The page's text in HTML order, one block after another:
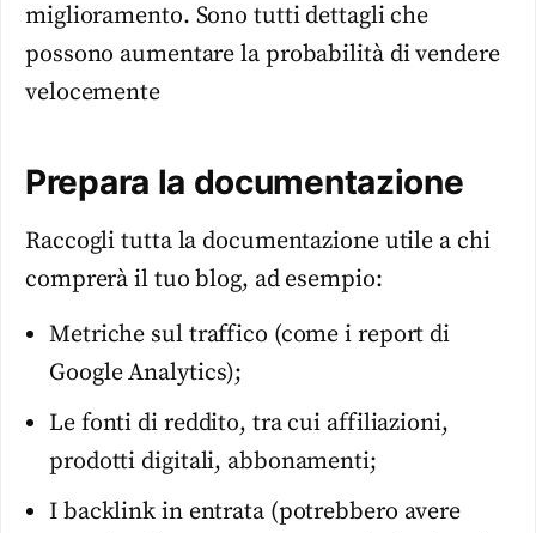
miglioramento. Sono tutti dettagli che
possono aumentare la probabilità di vendere
velocemente
Prepara la documentazione
Raccogli tutta la documentazione utile a chi
comprerà il tuo blog, ad esempio:
Metriche sul traffico (come i report di
Google Analytics);
Le fonti di reddito, tra cui affiliazioni,
prodotti digitali, abbonamenti;
I backlink in entrata (potrebbero avere